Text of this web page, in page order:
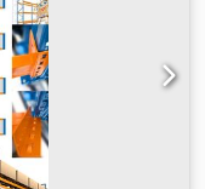
Grundfos Μοντέλο:
λίτρα/λεπτό
50 Hz Τεχνικά
Grundfos Τύπος:
50 Hz Ονομαστικό
2800–2840